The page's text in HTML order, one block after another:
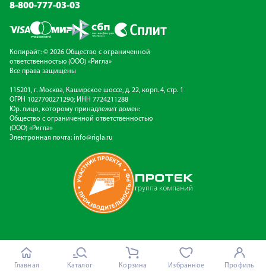
8-800-777-03-03
Копирайт: © 2026 Общество с ограниченной
ответственностью (ООО) «Ригла»
Все права защищены
115201, г. Москва, Каширское шоссе, д. 22, корп. 4, стр. 1
ОГРН 1027700271290; ИНН 7724211288
Юр. лицо, которому принадлежит домен:
Общество с ограниченной ответственностью
(ООО) «Ригла»
Электронная почта: info@rigla.ru
Главная Каталог Корзина Избранное Профиль